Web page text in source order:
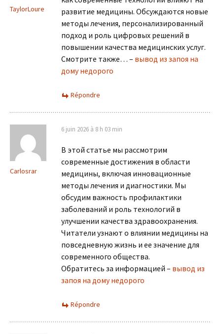
TaylorLoure
развитие медицины. Обсуждаются новые
методы лечения, персонализированный
подход и роль цифровых решений в
повышении качества медицинских услуг.
Смотрите также… – вывод из запоя на
дому недорого
Répondre
Carlosrar
6 juin 2026 à 8 h 03 min
В этой статье мы рассмотрим
современные достижения в области
медицины, включая инновационные
методы лечения и диагностики. Мы
обсудим важность профилактики
заболеваний и роль технологий в
улучшении качества здравоохранения.
Читатели узнают о влиянии медицины на
повседневную жизнь и ее значение для
современного общества.
Обратитесь за информацией – вывод из
запоя на дому недорого
Répondre